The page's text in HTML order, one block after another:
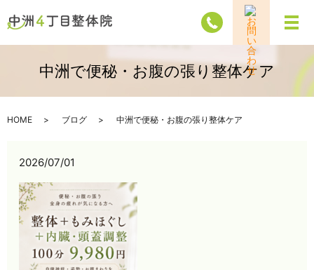
メ
中洲で便秘・お腹の張り整体ケア
HOME ブログ 中洲で便秘・お腹の張り整体ケア
2026/07/01